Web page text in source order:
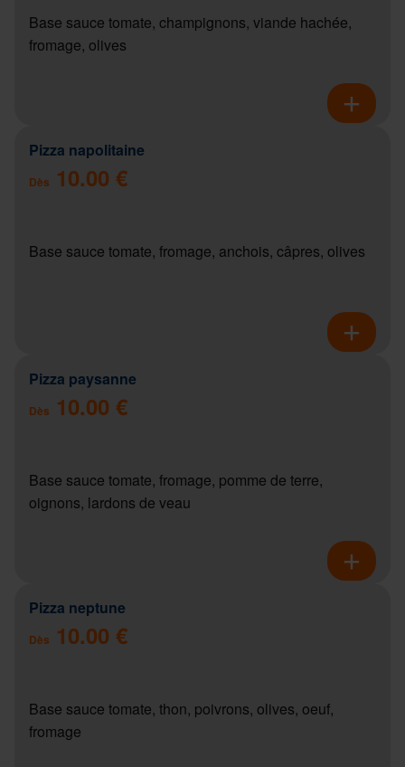
Base sauce tomate, champignons, viande hachée,
fromage, olives
Pizza napolitaine
Dès 10.00 €
Base sauce tomate, fromage, anchois, câpres, olives
Pizza paysanne
Dès 10.00 €
Base sauce tomate, fromage, pomme de terre,
oignons, lardons de veau
Pizza neptune
Dès 10.00 €
Base sauce tomate, thon, poivrons, olives, oeuf,
fromage